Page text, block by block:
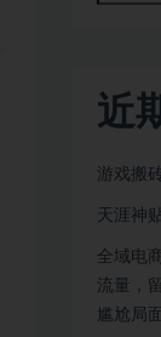
近
游戏搬
天涯神
全域电
流量，
尴尬局面